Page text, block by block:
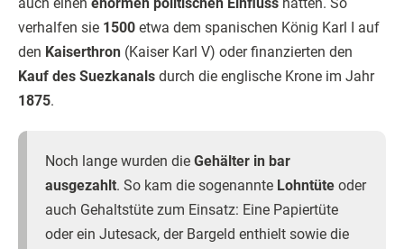
verhalfen sie 1500 etwa dem spanischen König Karl I auf
den Kaiserthron (Kaiser Karl V) oder finanzierten den
Kauf des Suezkanals durch die englische Krone im Jahr
1875.
Noch lange wurden die Gehälter in bar
ausgezahlt. So kam die sogenannte Lohntüte oder
auch Gehaltstüte zum Einsatz: Eine Papiertüte
oder ein Jutesack, der Bargeld enthielt sowie die